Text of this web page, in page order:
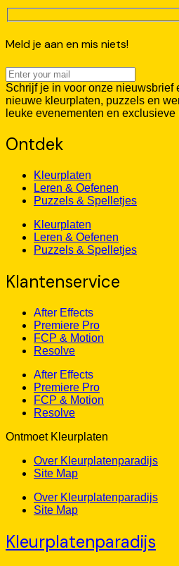
Meld je aan en mis niets!
Schrijf je in voor onze nieuwsbrief
nieuwe kleurplaten, puzzels en
leuke evenementen en
Ontdek
Kleurplaten
Leren & Oefenen
Puzzels & Spelletjes
Kleurplaten
Leren & Oefenen
Puzzels & Spelletjes
Klantenservice
After Effects
Premiere Pro
FCP & Motion
Resolve
After Effects
Premiere Pro
FCP & Motion
Resolve
Ontmoet Kleurplaten
Over Kleurplatenparadijs
Site Map
Over Kleurplatenparadijs
Site Map
Kleurplatenparadijs